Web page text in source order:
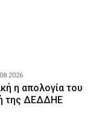
η απολογία του
της ΔΕΔΔΗΕ